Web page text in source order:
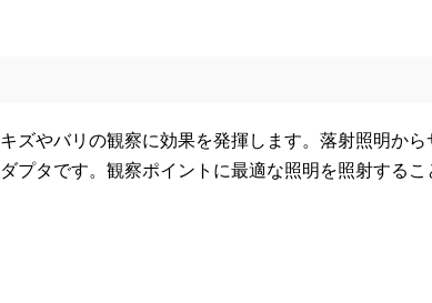
キズやバリの観察に効果を発揮します。落射照明か
ダプタです。観察ポイントに最適な照明を照射するこ